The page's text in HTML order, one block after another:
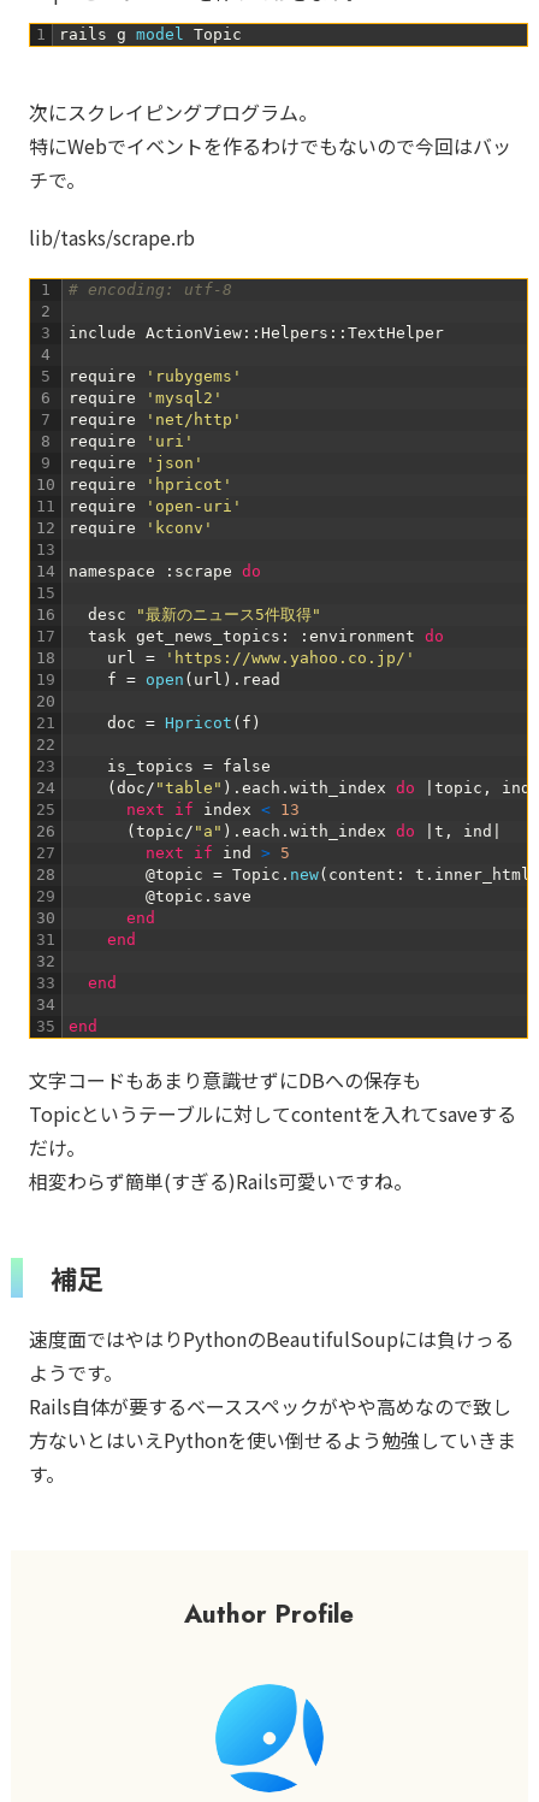
1 rails g model Topic
次にスクレイピングプログラム。
特にWebでイベントを作るわけでもないので今回はバッ
チで。
lib/tasks/scrape.rb
1
2
3
4
5
6
7
8
9
10
11
12
13
14
15
16
17
18
19
20
21
22
23
24
25
26
27
28
29
30
31
32
33
34
35
# encoding: utf-8
include ActionView: : Helpers : : TextHelper
require
'rubygems'
require
'mysql2'
require
'net/http'
require
'uri'
require
'json'
require
'hpricot'
require
'open-uri'
require
'kconv'
namespace : scrape do
desc
"最新のニュース5件取得"
task get_news_topics : : environment do
url =
'https://www.yahoo.co.jp/'
f = open ( url ) . read
doc = Hpricot ( f )
is_topics =
false
( doc/ "table" ) . each . with_index do topic ,
next
if index <
13
( topic/ "a" ) . each . with_index do t , ind
next
if ind >
5
@topic = Topic . new( content : t . inner_html
@topic . save
end
end
end
end
文字コードもあまり意識せずにDBへの保存も
Topicというテーブルに対してcontentを入れてsaveする
だけ。
相変わらず簡単(すぎる)Rails可愛いですね。
補足
速度面ではやはりPythonのBeautifulSoupには負けっる
ようです。
Rails自体が要するベーススペックがやや高めなので致し
方ないとはいえPythonを使い倒せるよう勉強していきま
す。
Author Profile